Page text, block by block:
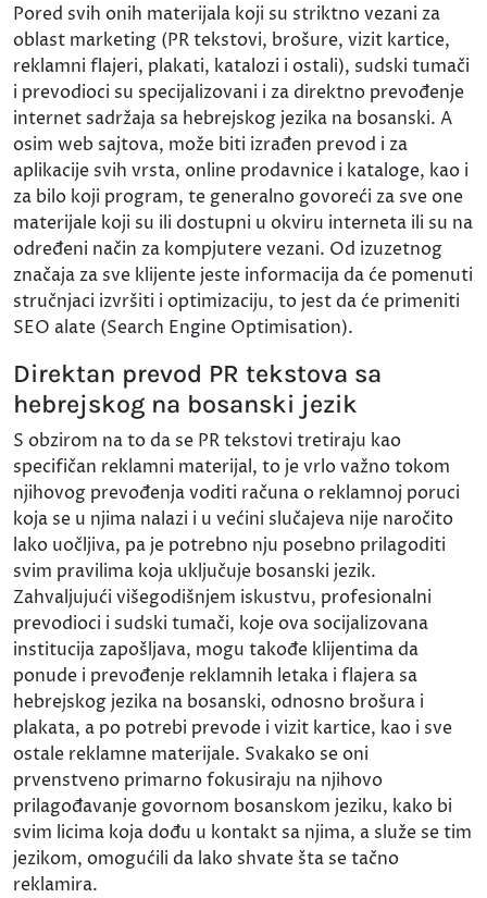
Pored svih onih materijala koji su striktno vezani za
oblast marketing (PR tekstovi, brošure, vizit kartice,
reklamni flajeri, plakati, katalozi i ostali), sudski tumači
i prevodioci su specijalizovani i za direktno prevođenje
internet sadržaja sa hebrejskog jezika na bosanski. A
osim web sajtova, može biti izrađen prevod i za
aplikacije svih vrsta, online prodavnice i kataloge, kao i
za bilo koji program, te generalno govoreći za sve one
materijale koji su ili dostupni u okviru interneta ili su na
određeni način za kompjutere vezani. Od izuzetnog
značaja za sve klijente jeste informacija da će pomenuti
stručnjaci izvršiti i optimizaciju, to jest da će primeniti
SEO alate (Search Engine Optimisation).
Direktan prevod PR tekstova sa
hebrejskog na bosanski jezik
S obzirom na to da se PR tekstovi tretiraju kao
specifičan reklamni materijal, to je vrlo važno tokom
njihovog prevođenja voditi računa o reklamnoj poruci
koja se u njima nalazi i u većini slučajeva nije naročito
lako uočljiva, pa je potrebno nju posebno prilagoditi
svim pravilima koja uključuje bosanski jezik.
Zahvaljujući višegodišnjem iskustvu, profesionalni
prevodioci i sudski tumači, koje ova socijalizovana
institucija zapošljava, mogu takođe klijentima da
ponude i prevođenje reklamnih letaka i flajera sa
hebrejskog jezika na bosanski, odnosno brošura i
plakata, a po potrebi prevode i vizit kartice, kao i sve
ostale reklamne materijale. Svakako se oni
prvenstveno primarno fokusiraju na njihovo
prilagođavanje govornom bosanskom jeziku, kako bi
svim licima koja dođu u kontakt sa njima, a služe se tim
jezikom, omogućili da lako shvate šta se tačno
reklamira.